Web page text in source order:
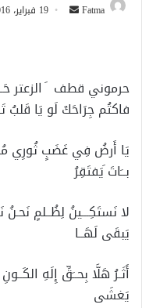
Fatma
أرسل 19 فبراير، 2016
حرموني قطف َ الزعتر
فاكتُم جِرَاحَكَ لَو يَا قَلبُ
يَا أَرضُ فِي غَضَبٍ
بــَاتَ َيَفتَقِرُ
لا نَستَكِـــينُ لِظُــلمٍ
يَبقَى لَهَــا
أَثَـرُ هَلَّا بِحــَقِّ إِلَهِ
يَغشَى